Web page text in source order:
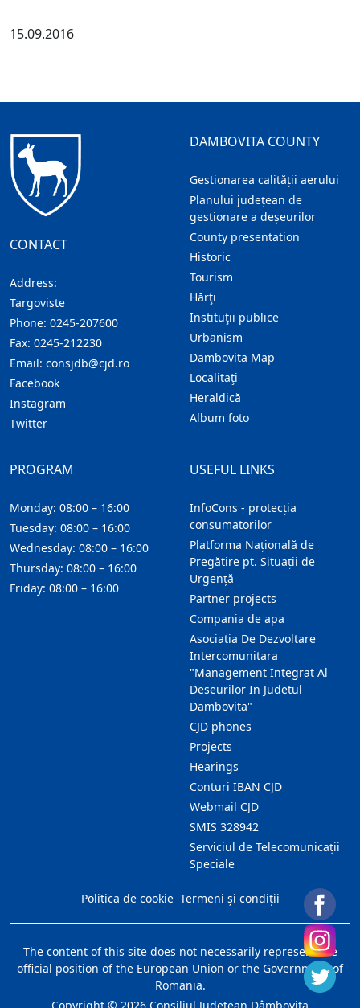
15.09.2016
CONTACT
Address:
Targoviste
Phone: 0245-207600
Fax: 0245-212230
Email: consjdb@cjd.ro
Facebook
Instagram
Twitter
DAMBOVITA COUNTY
Gestionarea calității aerului
Planului județean de
gestionare a deșeurilor
County presentation
Historic
Tourism
Hărţi
Instituţii publice
Urbanism
Dambovita Map
Localitaţi
Heraldică
Album foto
USEFUL LINKS
InfoCons - protecția
consumatorilor
Platforma Națională de
Pregătire pt. Situații de
Urgență
Partner projects
Compania de apa
Asociatia De Dezvoltare
Intercomunitara
"Management Integrat Al
Deseurilor In Judetul
Dambovita"
CJD phones
Projects
Hearings
Conturi IBAN CJD
Webmail CJD
SMIS 328942
Serviciul de Telecomunicații
Speciale
PROGRAM
Monday: 08:00 – 16:00
Tuesday: 08:00 – 16:00
Wednesday: 08:00 – 16:00
Thursday: 08:00 – 16:00
Friday: 08:00 – 16:00
Politica de cookie Termeni și condiții
The content of this site does not necessarily represent the
official position of the European Union or the Government of
Romania.